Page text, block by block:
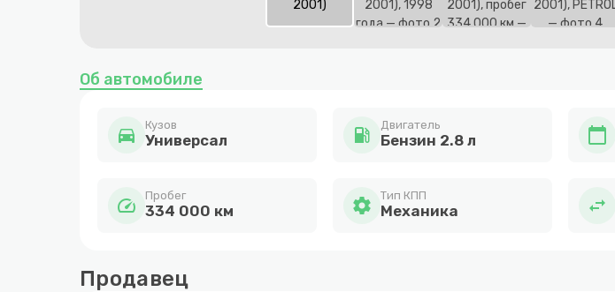
1
of
Об автомобиле
directions_car Кузов
Универсал local_gas_station Двигатель
Бензин 2.8 л calendar_today
speed Пробег
334 000 км settings Тип КПП
Механика swap_horiz
Продавец